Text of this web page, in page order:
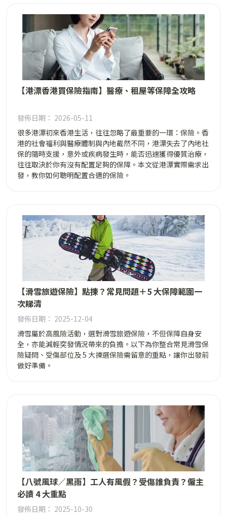
【港漂香港買保險指南】醫療、租屋等保障全攻略
發佈日期： 2026-05-11
很多港漂初來香港生活，往往忽略了最重要的一環：保險。香
港的社會福利與醫療體制與內地截然不同，港漂失去了內地社
保的隨時支援，意外或疾病發生時，能否迅速獲得優質治療，
往往取決於你有沒有配置足夠的保障。本文從港漂實際需求出
發，教你如何聰明配置合適的保險。
【滑雪旅遊保險】點揀？常見問題＋5 大保障範圍一
次睇清
發佈日期： 2025-12-04
滑雪屬於高風險活動，選對滑雪旅遊保險，不但保障自身安
全，亦能減輕突發情況帶來的負擔。以下為你整合常見滑雪保
險疑問、受傷部位及 5 大揀選保險需留意的重點，讓你出發前
做好準備。
【八號風球／黑雨】工人有風假？受傷誰負責？僱主
必讀 4 大重點
發佈日期： 2025-10-30